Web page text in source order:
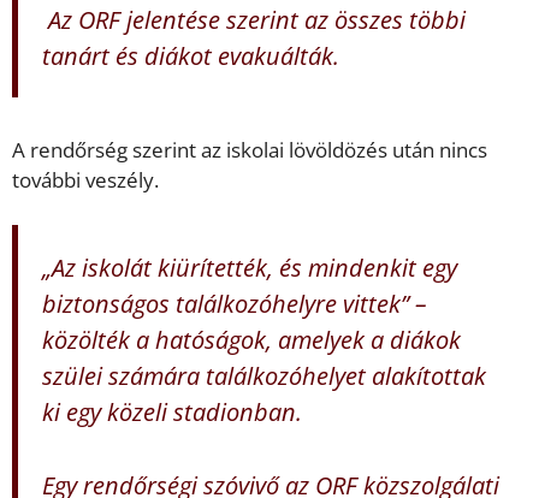
Az ORF jelentése szerint az összes többi
tanárt és diákot evakuálták.
A rendőrség szerint az iskolai lövöldözés után nincs
további veszély.
„Az iskolát kiürítették, és mindenkit egy
biztonságos találkozóhelyre vittek” –
közölték a hatóságok, amelyek a diákok
szülei számára találkozóhelyet alakítottak
ki egy közeli stadionban.
Egy rendőrségi szóvivő az ORF közszolgálati